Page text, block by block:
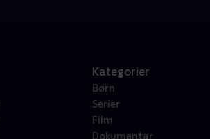
Kategorier
Børn
Serier
Film
Dokumentar